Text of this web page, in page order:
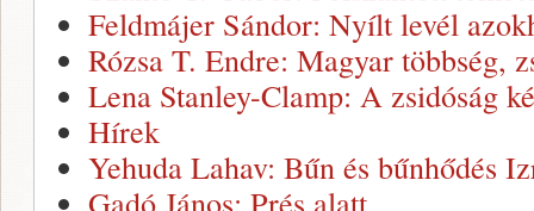
Feldmájer Sándor: Nyílt levél
Rózsa T. Endre: Magyar többség,
Lena Stanley-Clamp: A zsidóság
Hírek
Yehuda Lahav: Bűn és bűnhődés
Gadó János: Prés alatt